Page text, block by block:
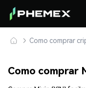
Como comprar
Como comprar